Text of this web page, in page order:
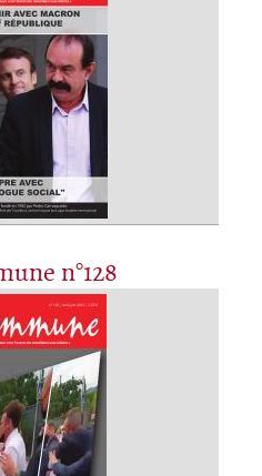
n°128